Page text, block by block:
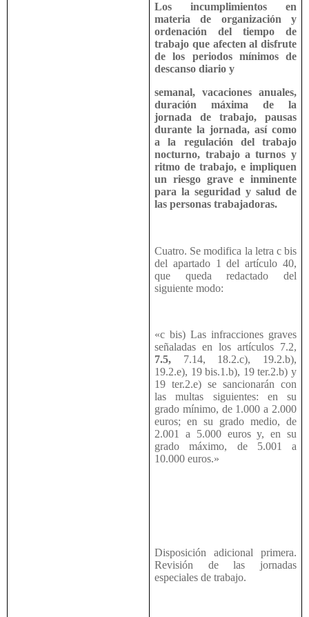
Los incumplimientos en
materia de organización y
ordenación del tiempo de
trabajo que afecten al disfrute
de los periodos mínimos de
descanso diario y
semanal, vacaciones anuales,
duración máxima de la
jornada de trabajo, pausas
durante la jornada, así como
a la regulación del trabajo
nocturno, trabajo a turnos y
ritmo de trabajo, e impliquen
un riesgo grave e inminente
para la seguridad y salud de
las personas trabajadoras.
Cuatro. Se modifica la letra c bis
del apartado 1 del artículo 40,
que queda redactado del
siguiente modo:
«c bis) Las infracciones graves
señaladas en los artículos 7.2,
7.5, 7.14, 18.2.c), 19.2.b),
19.2.e), 19 bis.1.b), 19 ter.2.b) y
19 ter.2.e) se sancionarán con
las multas siguientes: en su
grado mínimo, de 1.000 a 2.000
euros; en su grado medio, de
2.001 a 5.000 euros y, en su
grado máximo, de 5.001 a
10.000 euros.»
Disposición adicional primera.
Revisión de las jornadas
especiales de trabajo.